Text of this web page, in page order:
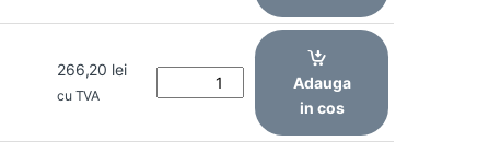
266,20 lei
cu TVA
Adauga
in cos